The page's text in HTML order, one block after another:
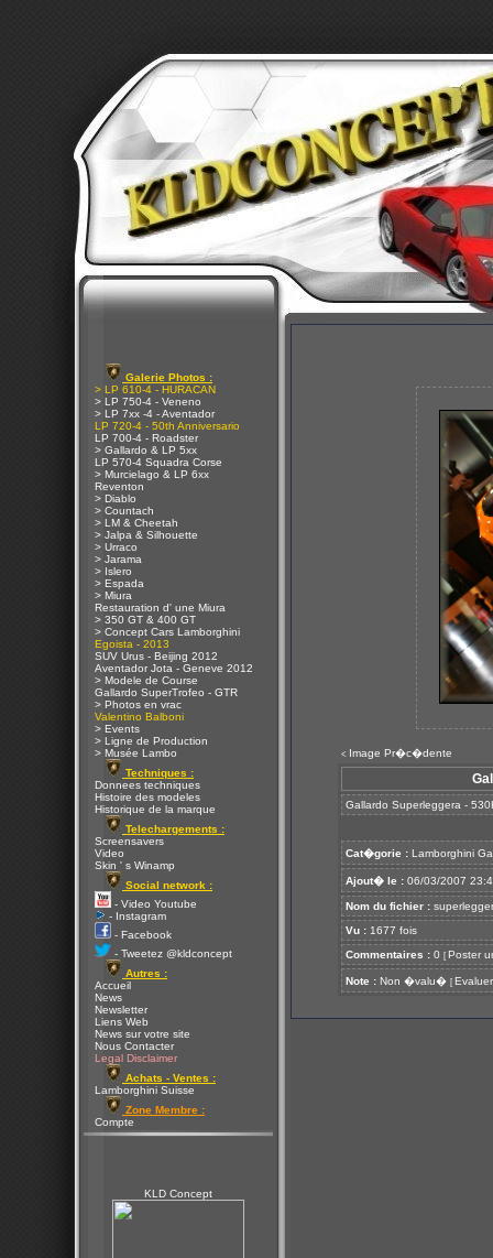
Galerie Photos :
> LP 610-4 - HURACAN
> LP 750-4 - Veneno
> LP 7xx -4 - Aventador
LP 720-4 - 50th Anniversario
LP 700-4 - Roadster
> Gallardo & LP 5xx
LP 570-4 Squadra Corse
> Murcielago & LP 6xx
Reventon
> Diablo
> Countach
> LM & Cheetah
> Jalpa & Silhouette
> Urraco
> Jarama
> Islero
> Espada
> Miura
Restauration d' une Miura
> 350 GT & 400 GT
> Concept Cars Lamborghini
Egoista - 2013
SUV Urus - Beijing 2012
Aventador Jota - Geneve 2012
> Modele de Course
Gallardo SuperTrofeo - GTR
> Photos en vrac
Valentino Balboni
> Events
> Ligne de Production
> Musée Lambo
Techniques :
Donnees techniques
Histoire des modeles
Historique de la marque
Telechargements :
Screensavers
Video
Skin ' s Winamp
Social network :
- Video Youtube
- Instagram
- Facebook
- Tweetez @kldconcept
Autres :
Accueil
News
Newsletter
Liens Web
News sur votre site
Nous Contacter
Legal Disclaimer
Achats - Ventes :
Lamborghini Suisse
Zone Membre :
Compte
KLD Concept
< Image Pr�c�dente
Gallardo Superleggera -
Cat�gorie : Lamborghini
Ajout� le : 06/03/2007
Nom du fichier :
Vu : 1677 fois
Commentaires : 0 [ Poster
Note : Non �valu� [ Evaluer